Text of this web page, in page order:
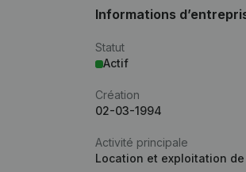
Informations
Statut
Actif
Création
02-03-1994
Activité principale
Location et exploitation